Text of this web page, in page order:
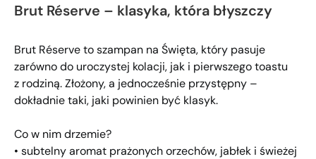
Brut Réserve – klasyka, która błyszczy
Brut Réserve to szampan na Święta, który pasuje
zarówno do uroczystej kolacji, jak i pierwszego toastu
z rodziną. Złożony, a jednocześnie przystępny –
dokładnie taki, jaki powinien być klasyk.
Co w nim drzemie?
• subtelny aromat prażonych orzechów, jabłek i świeżej